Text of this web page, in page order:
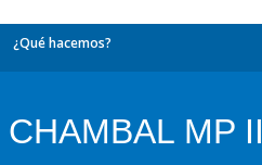
¿Qué hacemos?
CHAMBAL MP II